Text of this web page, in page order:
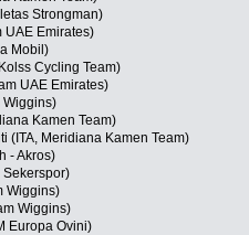
Strongman)
UAE Emirates)
Mobil)
Cycling Team)
UAE Emirates)
Wiggins)
Kamen Team)
(ITA, Meridiana Kamen Team)
- Akros)
Sekerspor)
Wiggins)
Wiggins)
Europa Ovini)